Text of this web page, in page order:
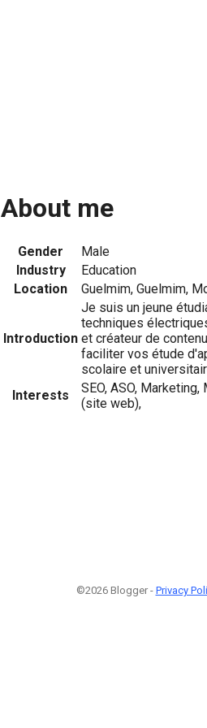
About me
Gender
Male
Industry
Education
Location
Guelmim, Guelmim,
Introduction
Je suis un jeune
techniques
et créateur de
faciliter vos étude
scolaire et
Interests
SEO, ASO,
(site web),
©2026 Blogger - Privacy